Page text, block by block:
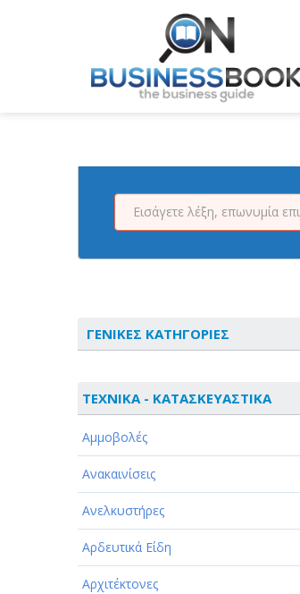
ΓΕΝΙΚΕΣ ΚΑΤΗΓΟΡΙΕΣ
ΑΘΛΗΤΙΣΜΟΣ
ΑΥΤΟΚΙΝΗΤΑ - ΜΗΧΑΝΕΣ - ΣΚΑΦΗ
ΔΙΑΣΚΕΔΑΣΗ - ΨΥΧΑΓΩΓΙΑ - ΤΕΧΝΕΣ
ΔΙΑΦΗΜΙΣΗ - ΜΜΕ
ΕΚΚΛΗΣΙΕΣ - ΦΙΛΑΝΘΡΩΠΙΚΑ
ΣΩΜΑΤΕΙΑ
ΤΕΧΝΙΚΑ - ΚΑΤΑΣΚΕΥΑΣΤΙΚΑ
Αμμοβολές
Ανακαινίσεις
Ανελκυστήρες
Αρδευτικά Είδη
Αρχιτέκτονες